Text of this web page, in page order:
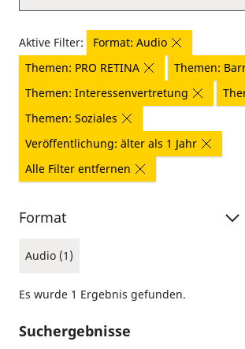
Aktive Filter:
Format: Audio
Themen: PRO RETINA
Themen:
Themen: Interessenvertretung
Themen: Soziales
Veröffentlichung: älter als 1 Jahr
Alle Filter entfernen
Format
Audio (1)
Es wurde 1 Ergebnis gefunden.
Suchergebnisse